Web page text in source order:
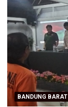
BANDUNG BARAT